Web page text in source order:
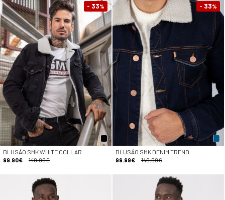
- 33%
BLUSÃO SMK WHITE COLLAR
99.90€
149.99€
- 33%
BLUSÃO SMK DENIM TREND
99.99€
149.99€